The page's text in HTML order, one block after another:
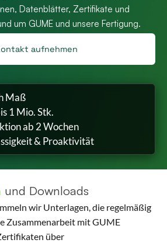
Datenblätter, Zertifikate und
um GUME und unsere Fertigung.
aufnehmen
Maß
1 Mio. Stk.
ab 2 Wochen
& Proaktivität
und Downloads
wir Unterlagen, die regelmäßig
Zusammenarbeit mit GUME
über